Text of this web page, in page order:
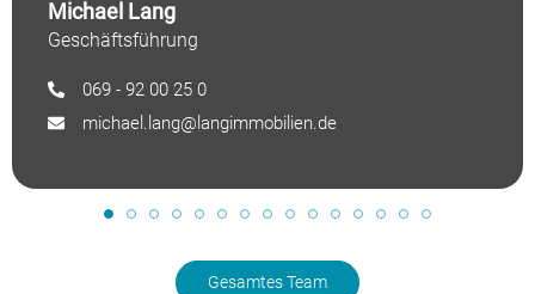
Michael Lang
Geschäftsführung
069 - 92 00 25 0
michael.lang@langimmobilien.de
Gesamtes Team